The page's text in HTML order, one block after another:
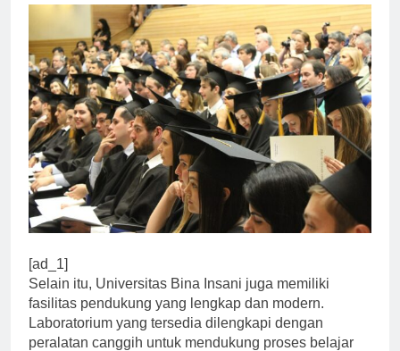
[ad_1]
Selain itu, Universitas Bina Insani juga memiliki
fasilitas pendukung yang lengkap dan modern.
Laboratorium yang tersedia dilengkapi dengan
peralatan canggih untuk mendukung proses belajar